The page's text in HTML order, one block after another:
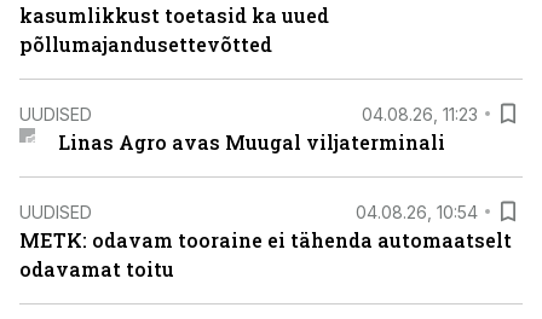
kasumlikkust toetasid ka uued
põllumajandusettevõtted
UUDISED 04.08.26, 11:23
Linas Agro avas Muugal viljaterminali
UUDISED 04.08.26, 10:54
METK: odavam tooraine ei tähenda automaatselt
odavamat toitu